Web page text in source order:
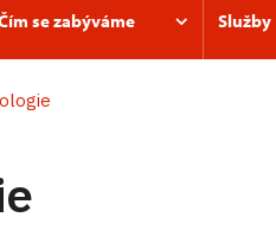
se zabýváme Služby